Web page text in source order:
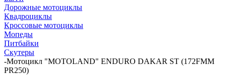
Дорожные мотоциклы
Квадроциклы
Кроссовые мотоциклы
Мопеды
Питбайки
Скутеры
-Мотоцикл "MOTOLAND" ENDURO DAKAR ST (172FMM
PR250)